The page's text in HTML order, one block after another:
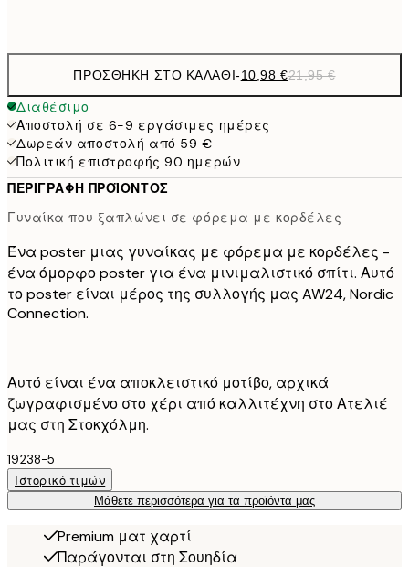
ΠΡΟΣΘΉΚΗ ΣΤΟ ΚΑΛΆΘΙ-10,98 €21,95 €
Διαθέσιμο
Αποστολή σε 6-9 εργάσιμες ημέρες
Δωρεάν αποστολή από 59 €
Πολιτική επιστροφής 90 ημερών
ΠΕΡΙΓΡΑΦΉ ΠΡΟΪΌΝΤΟΣ
Γυναίκα που ξαπλώνει σε φόρεμα με κορδέλες
Ένα poster μιας γυναίκας με φόρεμα με κορδέλες -
ένα όμορφο poster για ένα μινιμαλιστικό σπίτι. Αυτό
το poster είναι μέρος της συλλογής μας AW24, Nordic
Connection.
Αυτό είναι ένα αποκλειστικό μοτίβο, αρχικά
ζωγραφισμένο στο χέρι από καλλιτέχνη στο Ατελιέ
μας στη Στοκχόλμη.
19238-5
Ιστορικό τιμών
Μάθετε περισσότερα για τα προϊόντα μας
Premium ματ χαρτί
Παράγονται στη Σουηδία